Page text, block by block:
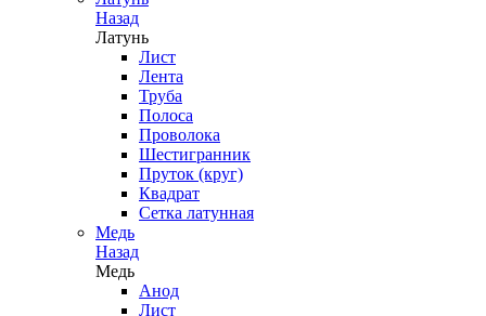
Назад
Латунь
Лист
Лента
Труба
Полоса
Проволока
Шестигранник
Пруток (круг)
Квадрат
Сетка латунная
Медь
Назад
Медь
Анод
Лист